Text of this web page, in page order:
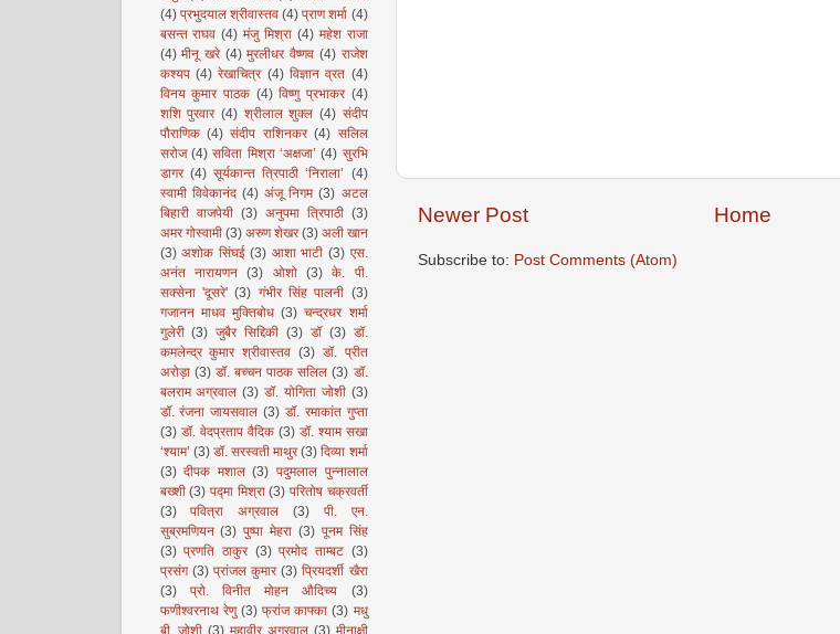
Newer Post Home
Subscribe to: Post Comments (Atom)
(4) प्रभुदयाल श्रीवास्तव (4) प्राण शर्मा (4)
बसन्त राघव (4) मंजु मिश्रा (4) महेश राजा
(4) मीनू खरे (4) मुरलीधर वैष्णव (4) राजेश
कश्यप (4) रेखाचित्र (4) विज्ञान व्रत (4)
विनय कुमार पाठक (4) विष्णु प्रभाकर (4)
शशि पुरवार (4) श्रीलाल शुक्ल (4) संदीप
पौराणिक (4) संदीप राशिनकर (4) सलिल
सरोज (4) सविता मिश्रा ‘अक्षजा’ (4) सुरभि
डागर (4) सूर्यकान्त त्रिपाठी ‘निराला’ (4)
स्वामी विवेकानंद (4) अंजू निगम (3) अटल
बिहारी वाजपेयी (3) अनुपमा त्रिपाठी (3)
अमर गोस्वामी (3) अरुण शेखर (3) अली खान
(3) अशोक सिंघई (3) आशा भाटी (3) एस.
अनंत नारायणन (3) ओशो (3) के. पी.
सक्सेना 'दूसरे' (3) गंभीर सिंह पालनी (3)
गजानन माधव मुक्तिबोध (3) चन्द्रधर शर्मा
गुलेरी (3) जुबैर सिद्दिकी (3) डॉ (3) डॉ.
कमलेन्द्र कुमार श्रीवास्तव (3) डॉ. प्रीत
अरोड़ा (3) डॉ. बच्चन पाठक सलिल (3) डॉ.
बलराम अग्रवाल (3) डॉ. योगिता जोशी (3)
डॉ. रंजना जायसवाल (3) डॉ. रमाकांत गुप्ता
(3) डॉ. वेदप्रताप वैदिक (3) डॉ. श्याम सखा
‘श्याम’ (3) डॉ. सरस्वती माथुर (3) दिव्या शर्मा
(3) दीपक मशाल (3) पदुमलाल पुन्नालाल
बख्शी (3) पद्मा मिश्रा (3) परितोष चक्रवर्ती
(3)
पवित्रा अग्रवाल (3)
पी. एन.
सुब्रमणियन (3) पुष्पा मेहरा (3) पूनम सिंह
(3) प्रणति ठाकुर (3) प्रमोद ताम्बट (3)
प्रसंग (3) प्रांजल कुमार (3) प्रियदर्शी खैरा
(3)
प्रो. विनीत मोहन औदिच्य
(3)
फणीश्वरनाथ रेणु (3) फ्रांज काफ्का (3) मधु
बी. जोशी (3) महावीर अग्रवाल (3) मीनाक्षी